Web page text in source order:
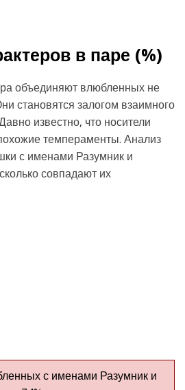
в паре (%)
объединяют влюбленных не
становятся залогом взаимного
известно, что носители
темпераменты. Анализ
с именами Разумник и
совпадают их
с именами Разумник и